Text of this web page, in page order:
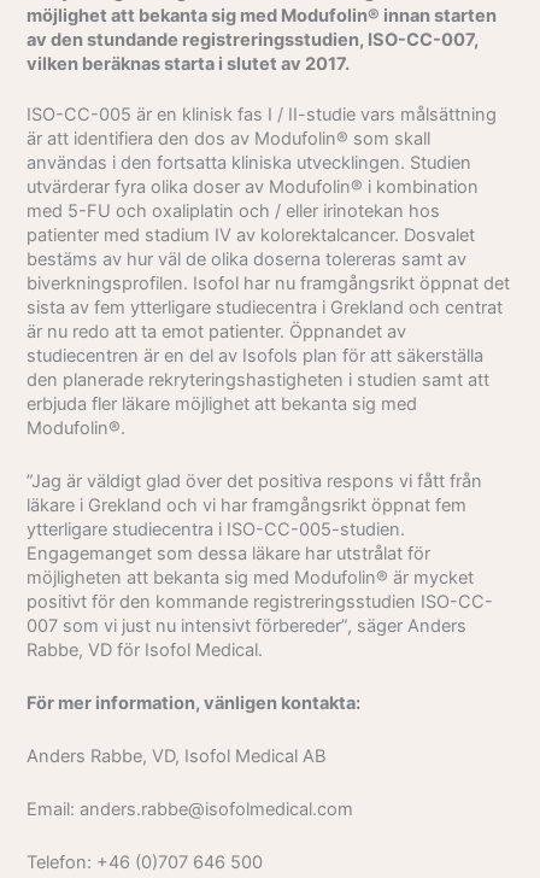
möjlighet att bekanta sig med Modufolin® innan starten
av den stundande registreringsstudien, ISO-CC-007,
vilken beräknas starta i slutet av 2017.
ISO-CC-005 är en klinisk fas I / II-studie vars målsättning
är att identifiera den dos av Modufolin® som skall
användas i den fortsatta kliniska utvecklingen. Studien
utvärderar fyra olika doser av Modufolin® i kombination
med 5-FU och oxaliplatin och / eller irinotekan hos
patienter med stadium IV av kolorektalcancer. Dosvalet
bestäms av hur väl de olika doserna tolereras samt av
biverkningsprofilen. Isofol har nu framgångsrikt öppnat det
sista av fem ytterligare studiecentra i Grekland och centrat
är nu redo att ta emot patienter. Öppnandet av
studiecentren är en del av Isofols plan för att säkerställa
den planerade rekryteringshastigheten i studien samt att
erbjuda fler läkare möjlighet att bekanta sig med
Modufolin®.
”Jag är väldigt glad över det positiva respons vi fått från
läkare i Grekland och vi har framgångsrikt öppnat fem
ytterligare studiecentra i ISO-CC-005-studien.
Engagemanget som dessa läkare har utstrålat för
möjligheten att bekanta sig med Modufolin® är mycket
positivt för den kommande registreringsstudien ISO-CC-
007 som vi just nu intensivt förbereder”, säger Anders
Rabbe, VD för Isofol Medical.
För mer information, vänligen kontakta:
Anders Rabbe, VD, Isofol Medical AB
E­mail: anders.rabbe@isofolmedical.com
Telefon: +46 (0)707 646 500